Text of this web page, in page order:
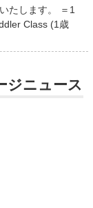
たします。 ＝1
Class (1歳
ジニュース